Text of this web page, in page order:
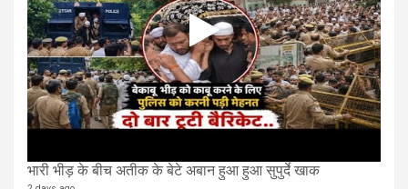
भारी भीड़ के बीच अतीक के बेटे अबान हुआ हुआ सुपुर्दे खाक